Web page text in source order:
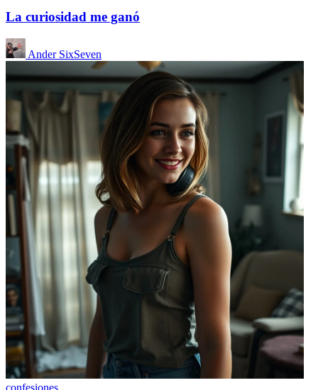
La curiosidad me ganó
Ander SixSeven
confesiones